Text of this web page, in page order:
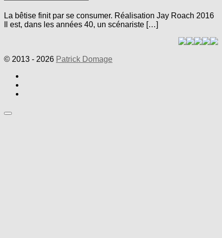
La bêtise finit par se consumer. Réalisation Jay Roach 2016
Il est, dans les années 40, un scénariste […]
© 2013 - 2026 Patrick Domage